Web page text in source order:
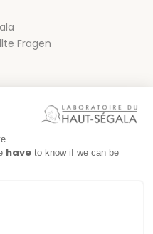
Fragen
have to know if we can be